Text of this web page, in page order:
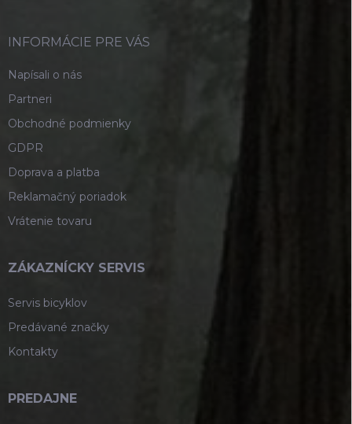
INFORMÁCIE PRE VÁS
Napísali o nás
Partneri
Obchodné podmienky
GDPR
Doprava a platba
Reklamačný poriadok
Vrátenie tovaru
ZÁKAZNÍCKY SERVIS
Servis bicyklov
Predávané značky
Kontakty
PREDAJNE